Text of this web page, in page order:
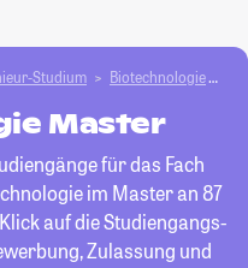
Studium Biotechnologie
Master
für das Fach
im Master an 87
auf die Studiengangs-
Zulassung und